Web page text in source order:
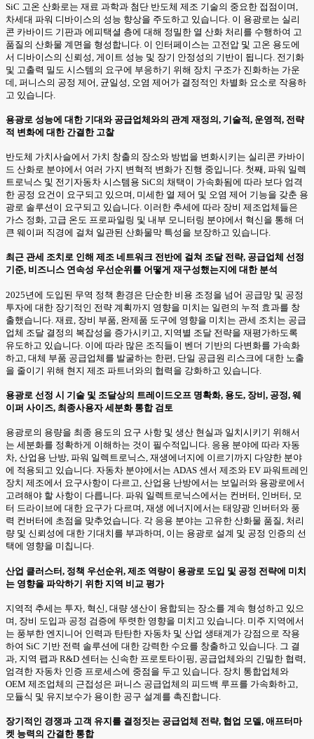
SiC 고온 산화로는 재료 과학과 첨단 반도체 제조 기술의 중요한 접점이며,
차세대 파워 디바이스의 성능 향상을 주도하고 있습니다. 이 용광로는 실리
콘 카바이드 기판과 에피택셜 층에 대해 정밀한 열 산화 처리를 수행하여 고
품질의 산화물 계면을 형성합니다. 이 인터페이스는 고전압 및 고온 용도에
서 디바이스의 신뢰성, 게이트 성능 및 장기 안정성의 기반이 됩니다. 전기화
및 고출력 밀도 시스템의 요구에 부응하기 위해 장치 구조가 진화하는 가운
데, 퍼니스의 공정 제어, 균일성, 오염 제어가 결정적인 차별화 요소로 작용하
고 있습니다.
용광로 성능에 대한 기대와 공급업체와의 관계 재정의, 기술적, 운영적, 전략
적 변화에 대한 간결한 고찰
반도체 가치사슬에서 가치 창출의 장소와 방법을 변화시키는 실리콘 카바이
드 산화로 분야에서 여러 가지 변혁적 변화가 진행 중입니다. 첫째, 파워 일렉
트로닉스 및 전기자동차 시스템용 SiC의 채택이 가속화됨에 따라 보다 엄격
한 공정 요건이 요구되고 있으며, 미세한 열 제어 및 오염 제어 기능을 갖춘 용
광로 솔루션이 요구되고 있습니다. 이러한 추세에 따라 장비 제조업체들은
가스 정화, 고급 온도 프로파일링 및 내부 모니터링 분야에서 혁신을 통해 더
큰 웨이퍼 직경에 걸쳐 일관된 산화물막 특성을 보장하고 있습니다.
최근 관세 조치로 인해 제조 네트워크 전반에 걸쳐 조달 전략, 공급업체 선정
기준, 비즈니스 연속성 우선순위를 어떻게 재구성했는지에 대한 분석
2025년에 도입된 무역 정책 환경은 단순한 비용 조정을 넘어 공급망 및 공정
투자에 대한 장기적인 전략 계획까지 영향을 미치는 일련의 누적 효과를 창
출했습니다. 재료, 장비 부품, 완제품 도구에 영향을 미치는 관세 조치는 공급
업체 조달 결정의 복잡성을 증가시키고, 지역별 조달 전략을 재평가하도록
유도하고 있습니다. 이에 따라 많은 조직들이 벤더 기반의 다변화를 가속화
하고, 대체 부품 공급업체를 발굴하는 한편, 단일 공급원 리스크에 대한 노출
을 줄이기 위해 현지 제조 파트너와의 협력을 강화하고 있습니다.
용광로 선정 시 기술 및 조달상의 트레이드오프 명확화, 용도, 장비, 공정, 웨
이퍼 사이즈, 최종사용자 세분화 통합 검토
용광로의 용량을 최종 용도의 요구 사항 및 생산 현실과 일치시키기 위해서
는 세분화를 정확하게 이해하는 것이 필수적입니다. 응용 분야에 따라 자동
차, 산업용 난방, 파워 일렉트로닉스, 재생에너지에 이르기까지 다양한 분야
에 적용되고 있습니다. 자동차 분야에서는 ADAS 센서 제조와 EV 파워트레인
장치 제조에서 요구사항이 다르고, 산업용 난방에서는 보일러와 용광로에서
고려해야 할 사항이 다릅니다. 파워 일렉트로닉스에서는 컨버터, 인버터, 모
터 드라이브에 대한 요구가 다르며, 재생 에너지에서는 태양광 인버터와 풍
력 컨버터에 초점을 맞추었습니다. 각 응용 분야는 고유한 산화물 품질, 처리
량 및 신뢰성에 대한 기대치를 부과하며, 이는 용광로 설계 및 공정 인증의 선
택에 영향을 미칩니다.
산업 클러스터, 정책 우선순위, 제조 역량이 용광로 도입 및 공정 전략에 미치
는 영향을 파악하기 위한 지역 비교 평가
지역적 추세는 투자, 혁신, 대량 생산이 융합되는 장소를 계속 형성하고 있으
며, 장비 도입과 공정 검증에 뚜렷한 영향을 미치고 있습니다. 미주 지역에서
는 풍부한 엔지니어 인력과 탄탄한 자동차 및 산업 생태계가 강점으로 작용
하여 SiC 기반 전력 솔루션에 대한 강력한 수요를 창출하고 있습니다. 그 결
과, 지역 팹과 R&D 센터는 신속한 프로토타이핑, 공급업체와의 긴밀한 협력,
엄격한 자동차 인증 프로세스에 중점을 두고 있습니다. 장치 통합업체와
OEM 제조업체의 근접성은 퍼니스 공급업체의 피드백 루프를 가속화하고,
모듈식 및 유지보수가 용이한 공구 설계를 촉진합니다.
장기적인 경쟁과 고객 유지를 결정짓는 공급업체 전략, 협업 모델, 애프터마
켓 능력의 간결한 통합